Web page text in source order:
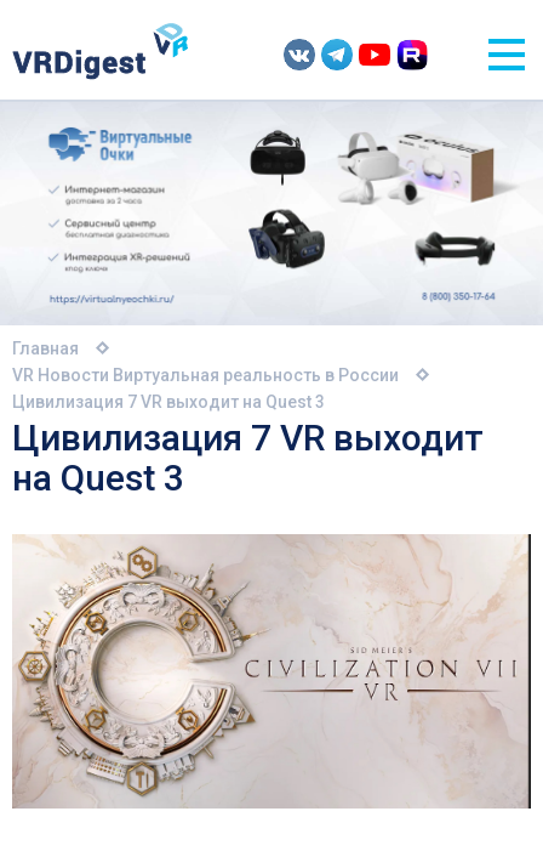
Главная
VR Новости Виртуальная реальность в России
Цивилизация 7 VR выходит на Quest 3
Цивилизация 7 VR выходит
на Quest 3